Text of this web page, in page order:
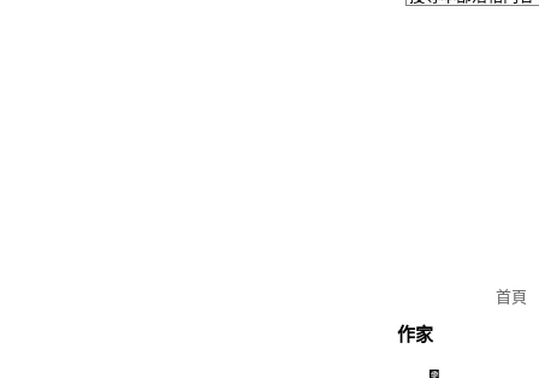
首頁
作家